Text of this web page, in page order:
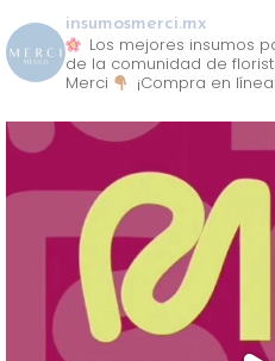
insumosmerci.mx
Los mejores insumos
de la comunidad de
Merci
¡Compra en